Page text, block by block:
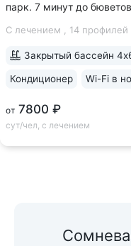
парк. 7 минут до
балконы во всех
С лечением , 14 профилей
от 7800 ₽
сут/чел, с лечением
Закрытый бассейн
Кондиционер Wi-Fi в